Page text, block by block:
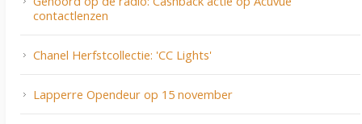
contactlenzen
Chanel Herfstcollectie: 'CC Lights'
Lapperre Opendeur op 15 november